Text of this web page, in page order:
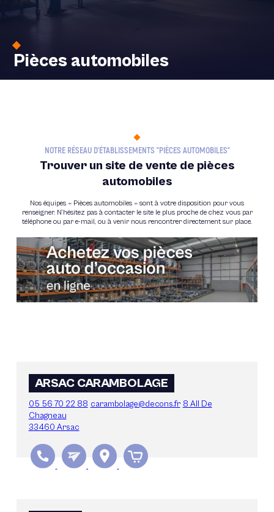
Nos enjeux
Batterie au plomb
Pièces automobiles
NOTRE RÉSEAU D’ÉTABLISSEMENTS "PIÈCES AUTOMOBILES"
Trouver un site de vente de pièces
automobiles
Nos équipes « Pièces automobiles » sont à votre disposition pour vous
renseigner. N’hésitez pas à contacter le site le plus proche de chez vous par
téléphone ou par e-mail, ou à venir nous rencontrer directement sur place.
ARSAC CARAMBOLAGE
05 56 70 22 88 carambolage@decons.fr 8 All De
Chagneau
33460 Arsac